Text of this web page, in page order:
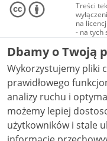
Treści
na
- na tych
audio i
Creative
NC-ND
Dbamy o Twoją
Wykorzystujemy pliki
prawidłowego
analizy ruchu i
możemy lepiej
użytkowników i stale